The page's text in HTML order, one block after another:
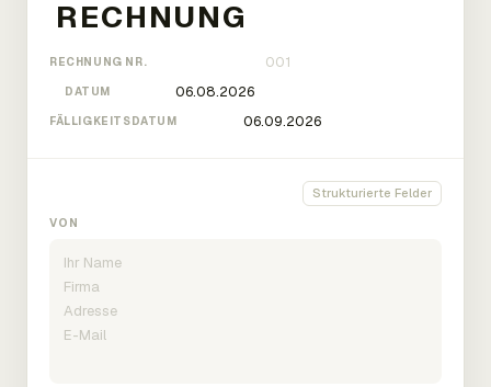
RECHNUNG NR.
DATUM
FÄLLIGKEITSDATUM
Strukturierte Felder
VON